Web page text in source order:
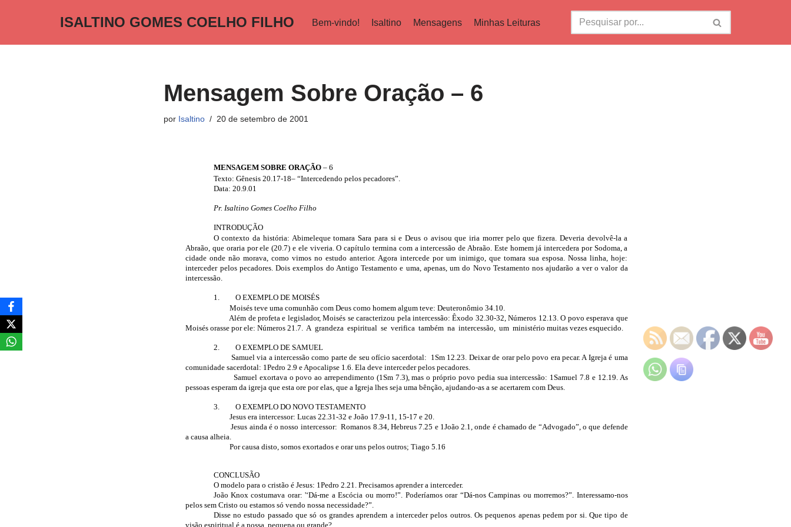
ISALTINO GOMES COELHO FILHO Bem-vindo! Isaltino Mensagens Minhas Leituras
Mensagem Sobre Oração – 6
por Isaltino 20 de setembro de 2001
MENSAGEM SOBRE ORAÇÃO– 6
Texto: Gênesis 20.17-18– “Intercedendo pelos pecadores”.
Data: 20.9.01
Pr. Isaltino Gomes Coelho Filho
INTRODUÇÃO
O contexto da história: Abimeleque tomara Sara para si e Deus o avisou que iria morrer pelo que fizera. Deveria devolvê-la a
Abraão, que oraria por ele (20.7) e ele viveria. O capítulo termina com a intercessão de Abraão. Este homem já intercedera por Sodoma, a
cidade onde não morava, como vimos no estudo anterior. Agora intercede por um inimigo, que tomara sua esposa. Nossa linha, hoje:
interceder pelos pecadores. Dois exemplos do Antigo Testamento e uma, apenas, um do Novo Testamento nos ajudarão a ver o valor da
intercessão.
1.
O EXEMPLO DE MOISÉS
Moisés teve uma comunhão com Deus como homem algum teve: Deuteronômio 34.10.
Além de profeta e legislador, Moisés se caracterizou pela intercessão: Êxodo 32.30-32, Números 12.13. O povo esperava que
Moisés orasse por ele: Números 21.7. A grandeza espiritual se verifica também na intercessão, um ministério muitas vezes esquecido.
2.
O EXEMPLO DE SAMUEL
Samuel via a intercessão como parte de seu ofício sacerdotal: 1Sm 12.23. Deixar de orar pelo povo era pecar. A Igreja é uma
comunidade sacerdotal: 1Pedro 2.9 e Apocalipse 1.6. Ela deve interceder pelos pecadores.
Samuel exortava o povo ao arrependimento (1Sm 7.3), mas o próprio povo pedia sua intercessão: 1Samuel 7.8 e 12.19. As
pessoas esperam da igreja que esta ore por elas, que a Igreja lhes seja uma bênção, ajudando-as a se acertarem com Deus.
3.
O EXEMPLO DO NOVO TESTAMENTO
Jesus era intercessor: Lucas 22.31-32 e João 17.9-11, 15-17 e 20.
Jesus ainda é o nosso intercessor: Romanos 8.34, Hebreus 7.25 e 1João 2.1, onde é chamado de “Advogado”, o que defende
a causa alheia.
Por causa disto, somos exortados e orar uns pelos outros; Tiago 5.16
CONCLUSÃO
O modelo para o cristão é Jesus: 1Pedro 2.21. Precisamos aprender a interceder.
João Knox costumava orar: '‘Dá-me a Escócia ou morro!”. Poderíamos orar “Dá-nos Campinas ou morremos?”. Interessamo-nos
pelos sem Cristo ou estamos só vendo nossa necessidade?”.
Disse no estudo passado que só os grandes aprendem a interceder pelos outros. Os pequenos apenas pedem por si. Que tipo de
visão espiritual é a nossa, pequena ou grande?